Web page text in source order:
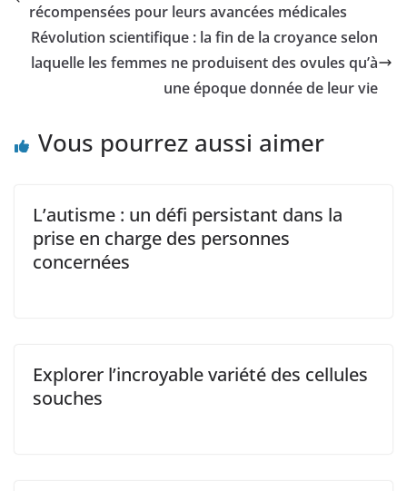
récompensées pour leurs avancées médicales
Révolution scientifique : la fin de la croyance selon
laquelle les femmes ne produisent des ovules qu’à
une époque donnée de leur vie
Vous pourrez aussi aimer
L’autisme : un défi persistant dans la
prise en charge des personnes
concernées
Explorer l’incroyable variété des cellules
souches